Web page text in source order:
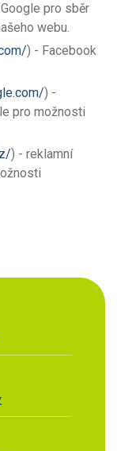
pro sběr
webu.
) - Facebook
) -
pro možnosti
) - reklamní